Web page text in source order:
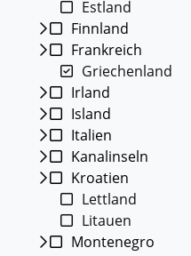
Estland
Finnland
Frankreich
Griechenland
Irland
Island
Italien
Kanalinseln
Kroatien
Lettland
Litauen
Montenegro